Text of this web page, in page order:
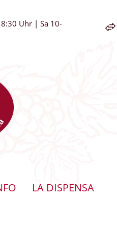
Uhr | Sa 10-
LA DISPENSA